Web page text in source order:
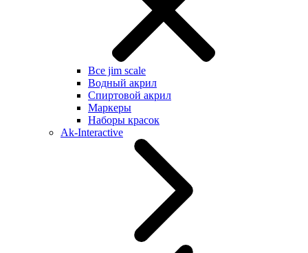
Все jim scale
Водный акрил
Спиртовой акрил
Маркеры
Наборы красок
Ak-Interactive